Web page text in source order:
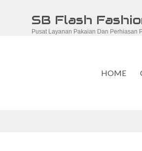
SB Flash
Pusat Layanan Pakaian Dan Perhiasan
HOME